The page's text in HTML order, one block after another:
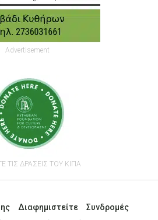
Advertisement
ΤΙΣ ΔΡΑΣΕΙΣ ΤΟΥ ΚΙΠΑ
Διαφημιστείτε
Συνδρομές